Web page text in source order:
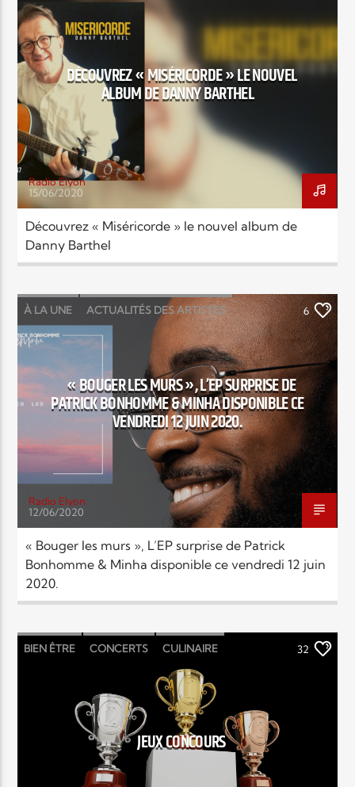
Elyon Live
Elyon Kids
LOUANGE MUSIC MUSIC
DÉCOUVREZ « MISÉRICORDE » LE NOUVEL
ALBUM DE DANNY BARTHEL
Radio Elyon
15/06/2020
Découvrez « Miséricorde » le nouvel album de
Danny Barthel
À LA UNE ACTUALITÉS DES ARTISTES
LOUANGE MUSIC MUSIC NEWS
6
« BOUGER LES MURS », L’EP SURPRISE DE
PATRICK BONHOMME & MINHA DISPONIBLE CE
VENDREDI 12 JUIN 2020.
Radio Elyon
12/06/2020
« Bouger les murs », L’EP surprise de Patrick
Bonhomme & Minha disponible ce vendredi 12 juin
2020.
BIEN ÊTRE CONCERTS CULINAIRE
JEU CONCOURS LIVRES
32
JEUX CONCOURS